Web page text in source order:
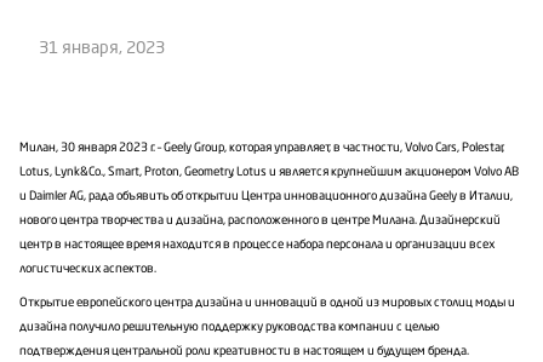
31 января, 2023
Милан, 30 января 2023 г. – Geely Group, которая управляет, в частности, Volvo Cars, Polestar,
Lotus, Lynk&Co., Smart, Proton, Geometry, Lotus и является крупнейшим акционером Volvo AB
и Daimler AG, рада объявить об открытии Центра инновационного дизайна Geely в Италии,
нового центра творчества и дизайна, расположенного в центре Милана. Дизайнерский
центр в настоящее время находится в процессе набора персонала и организации всех
логистических аспектов.
Открытие европейского центра дизайна и инноваций в одной из мировых столиц моды и
дизайна получило решительную поддержку руководства компании с целью
подтверждения центральной роли креативности в настоящем и будущем бренда.